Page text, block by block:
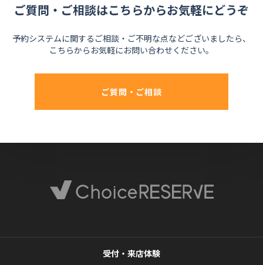
ご質問・ご相談はこちらからお気軽にどうぞ
予約システムに関するご相談・ご不明な点などございましたら、
こちらからお気軽にお問い合わせください。
ご質問・ご相談
受付・来店体験